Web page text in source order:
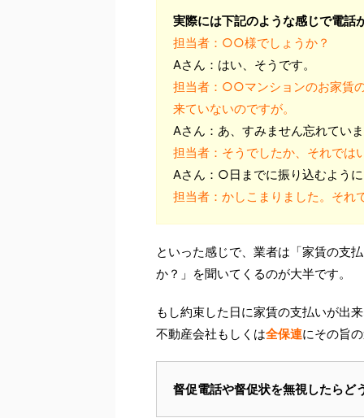
実際には下記のような感じで電話
担当者：○○様でしょうか？
Aさん：はい、そうです。
担当者：○○マンションのお家賃
来ていないのですが。
Aさん：あ、すみません忘れてい
担当者：そうでしたか、それでは
Aさん：○日までに振り込むよう
担当者：かしこまりました。そ
といった感じで、業者は「家賃の支
か？」を聞いてくるのが大半です。
もし約束した日に家賃の支払いが出
不動産会社もしくは全保連にその旨
督促電話や督促状を無視したらど